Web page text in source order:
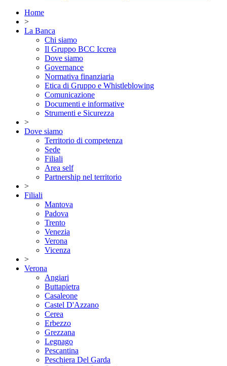
Home
>
La Banca
Chi siamo
Il Gruppo BCC Iccrea
Dove siamo
Governance
Normativa finanziaria
Etica di Gruppo e Whistleblowing
Comunicazione
Documenti e informative
Strumenti e Sicurezza
>
Dove siamo
Territorio di competenza
Sede
Filiali
Area self
Partnership nel territorio
>
Filiali
Mantova
Padova
Trento
Venezia
Verona
Vicenza
>
Verona
Angiari
Buttapietra
Casaleone
Castel D'Azzano
Cerea
Erbezzo
Grezzana
Legnago
Pescantina
Peschiera Del Garda